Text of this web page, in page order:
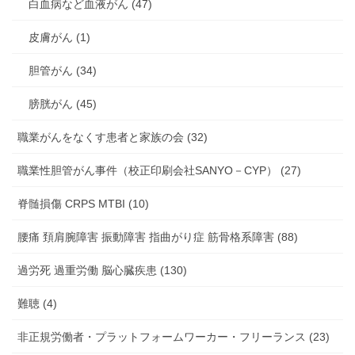
白血病など血液がん (47)
皮膚がん (1)
胆管がん (34)
膀胱がん (45)
職業がんをなくす患者と家族の会 (32)
職業性胆管がん事件（校正印刷会社SANYO－CYP） (27)
脊髄損傷 CRPS MTBI (10)
腰痛 頚肩腕障害 振動障害 指曲がり症 筋骨格系障害 (88)
過労死 過重労働 脳心臓疾患 (130)
難聴 (4)
非正規労働者・プラットフォームワーカー・フリーランス (23)